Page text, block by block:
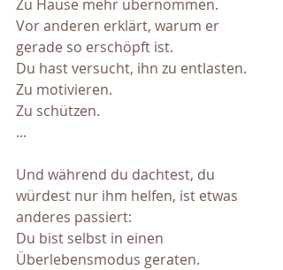
Zu Hause mehr übernommen.
Vor anderen erklärt, warum er
gerade so erschöpft ist.
Du hast versucht, ihn zu entlasten.
Zu motivieren.
Zu schützen.
...
Und während du dachtest, du
würdest nur ihm helfen, ist etwas
anderes passiert:
Du bist selbst in einen
Überlebensmodus geraten.